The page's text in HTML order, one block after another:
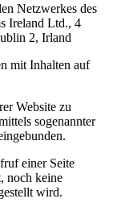
Netzwerkes des
Ireland Ltd., 4
2, Irland
mit Inhalten auf
Website zu
sogenannter
einer Seite
noch keine
wird.